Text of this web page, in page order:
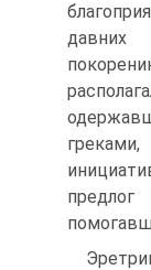
давних